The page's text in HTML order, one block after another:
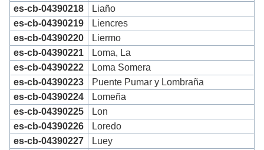
es-cb-04390218
Liaño
es-cb-04390219
Liencres
es-cb-04390220
Liermo
es-cb-04390221
Loma, La
es-cb-04390222
Loma Somera
es-cb-04390223
Puente Pumar y Lombraña
es-cb-04390224
Lomeña
es-cb-04390225
Lon
es-cb-04390226
Loredo
es-cb-04390227
Luey